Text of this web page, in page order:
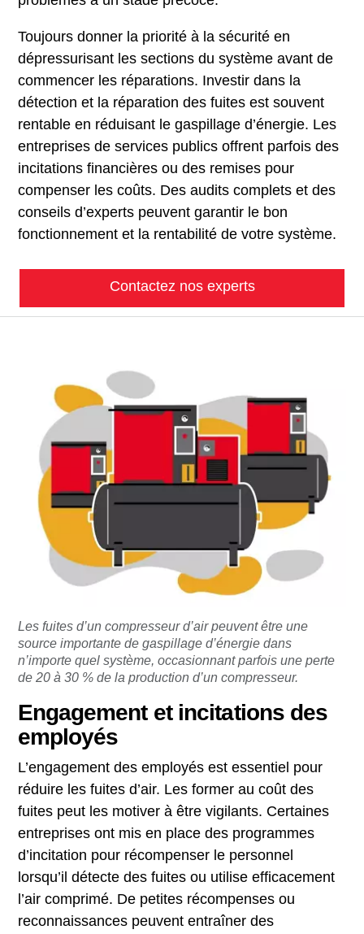
Toujours donner la priorité à la sécurité en
dépressurisant les sections du système avant de
commencer les réparations. Investir dans la
détection et la réparation des fuites est souvent
rentable en réduisant le gaspillage d’énergie. Les
entreprises de services publics offrent parfois des
incitations financières ou des remises pour
compenser les coûts. Des audits complets et des
conseils d’experts peuvent garantir le bon
fonctionnement et la rentabilité de votre système.
Contactez nos experts
Les fuites d’un compresseur d’air peuvent être une
source importante de gaspillage d’énergie dans
n’importe quel système, occasionnant parfois une perte
de 20 à 30 % de la production d’un compresseur.
Engagement et incitations des
employés
L’engagement des employés est essentiel pour
réduire les fuites d’air. Les former au coût des
fuites peut les motiver à être vigilants. Certaines
entreprises ont mis en place des programmes
d’incitation pour récompenser le personnel
lorsqu’il détecte des fuites ou utilise efficacement
l’air comprimé. De petites récompenses ou
reconnaissances peuvent entraîner des